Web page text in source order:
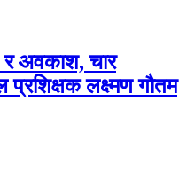
र अवकाश, चार
लक्ष्मण गौतम